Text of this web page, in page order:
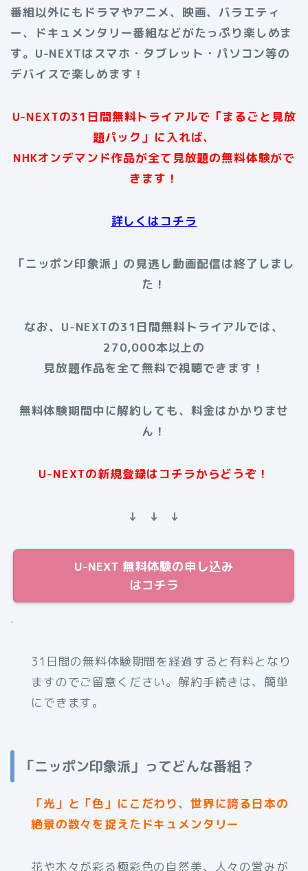
番組以外にもドラマやアニメ、映画、バラエティ
ー、ドキュメンタリー番組などがたっぷり楽しめま
す。U-NEXTはスマホ・タブレット・パソコン等の
デバイスで楽しめます！
U-NEXTの31日間無料トライアルで「まるごと見放
題パック」に入れば、
NHKオンデマンド作品が全て見放題の無料体験がで
きます！
詳しくはコチラ
「ニッポン印象派」の見逃し動画配信は終了しまし
た！
なお、U-NEXTの31日間無料トライアルでは、
270,000本以上の
見放題作品を全て無料で視聴できます！
無料体験期間中に解約しても、料金はかかりませ
ん！
U-NEXTの新規登録はコチラからどうぞ！
↓ ↓ ↓
U-NEXT 無料体験の申し込み
はコチラ
.
31日間の無料体験期間を経過すると有料となり
ますのでご留意ください。解約手続きは、簡単
にできます。
「ニッポン印象派」ってどんな番組？
「光」と「色」にこだわり、世界に誇る日本の
絶景の数々を捉えたドキュメンタリー
花や木々が彩る極彩色の自然美、人々の営みが